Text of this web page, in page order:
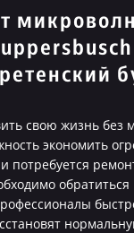
свою жизнь без
экономить
потребуется